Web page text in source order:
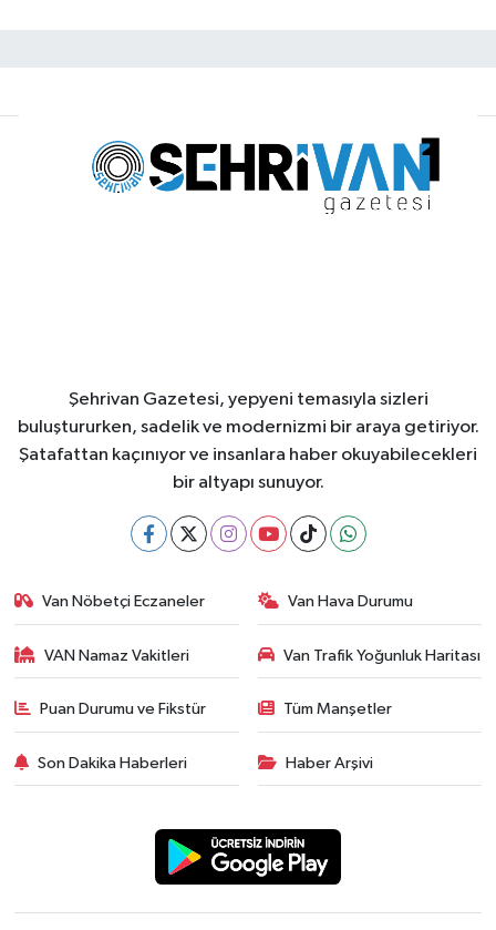
Şehrivan Gazetesi, yepyeni temasıyla sizleri
buluştururken, sadelik ve modernizmi bir araya getiriyor.
Şatafattan kaçınıyor ve insanlara haber okuyabilecekleri
bir altyapı sunuyor.
Van Nöbetçi Eczaneler Van Hava Durumu
VAN Namaz Vakitleri Van Trafik Yoğunluk Haritası
Puan Durumu ve Fikstür Tüm Manşetler
Son Dakika Haberleri Haber Arşivi